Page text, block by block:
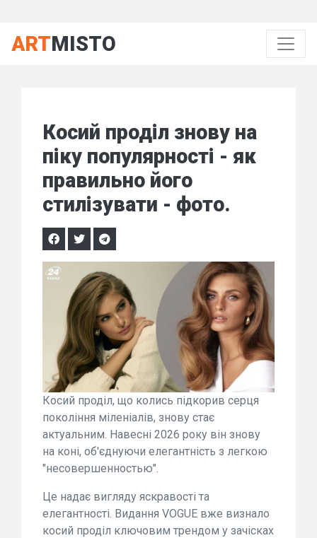
ARTMISTO
Косий проділ знову на
піку популярності - як
правильно його
стилізувати - фото.
Косий проділ, що колись підкорив серця
покоління міленіалів, знову стає
актуальним. Навесні 2026 року він знову
на коні, об'єднуючи елегантність з легкою
"несовершенностью".
Це надає вигляду яскравості та
елегантності. Видання VOGUE вже визнало
косий проділ ключовим трендом у зачісках